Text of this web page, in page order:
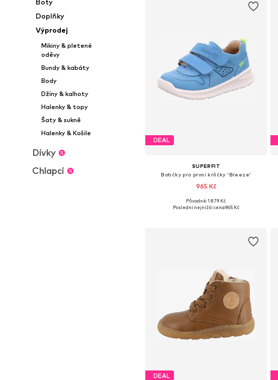
Boty
Doplňky
Výprodej
Mikiny & pletené
oděvy
Bundy & kabáty
Body
Džíny & kalhoty
Halenky & topy
Šaty & sukně
Halenky & Košile
Dívky
Chlapci
DEAL
SUPERFIT
Botičky pro první krůčky 'Breeze'
965 Kč
Dostupné v mnoha velikostech
Původně: 1 879 Kč
Poslední nejnižší cena:965 Kč
DEAL